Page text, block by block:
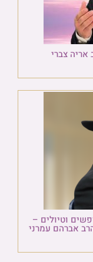
צברי
וטיולים –
אברהם עמרני